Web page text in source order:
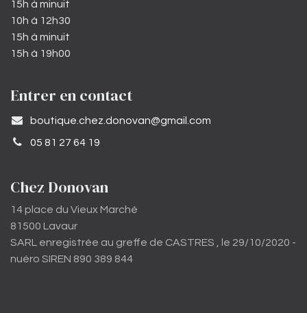
15h à minuit
10h à 12h30
15h à minuit
15h à 19h00
Entrer en contact
​boutique.chez.donovan@gmail.com​
05 81 27 64 19
Chez Donovan
14 place du Vieux Marché
81500 Lavaur
SARL enregistrée au greffe de CASTRES , le 29/10/2020 -
nuéro SIREN 890 389 844